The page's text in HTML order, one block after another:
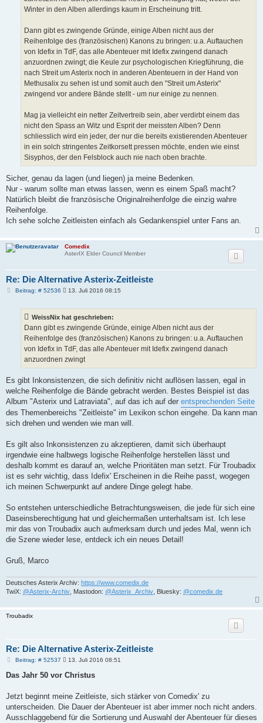
Winter in den Alben allerdings kaum in Erscheinung tritt.
Dann gibt es zwingende Gründe, einige Alben nicht aus der
Reihenfolge des (französischen) Kanons zu bringen: u.a. Auftauchen
von Idefix in TdF, das alle Abenteuer mit Idefix zwingend danach
anzuordnen zwingt; die Keule zur psychologischen Kriegführung, die
nach Streit um Asterix noch in anderen Abenteuern in der Hand von
Methusalix zu sehen ist und somit auch den "Streit um Asterix"
zwingend vor andere Bände stellt - um nur einige zu nennen.
Mag ja vielleicht ein netter Zeitvertreib sein, aber verdirbt einem das
nicht den Spass an Witz und Esprit der meissten Alben? Denn
schliesslich wird ein jeder, der nur die bereits existierenden Abenteuer
in ein solch stringentes Zeitkorsett pressen möchte, enden wie einst
Sisyphos, der den Felsblock auch nie nach oben brachte.
Sicher, genau da lagen (und liegen) ja meine Bedenken.
Nur - warum sollte man etwas lassen, wenn es einem Spaß macht?
Natürlich bleibt die französische Originalreihenfolge die einzig wahre
Reihenfolge.
Ich sehe solche Zeitleisten einfach als Gedankenspiel unter Fans an.
Comedix
AsterIX Elder Council Member
Re: Die Alternative Asterix-Zeitleiste
Beitrag: # 52536B
r
a
g
13. Juli 2016 08:15
WeissNix hat geschrieben:
Dann gibt es zwingende Gründe, einige Alben nicht aus der
Reihenfolge des (französischen) Kanons zu bringen: u.a. Auftauchen
von Idefix in TdF, das alle Abenteuer mit Idefix zwingend danach
anzuordnen zwingt
Es gibt Inkonsistenzen, die sich definitiv nicht auflösen lassen, egal in
welche Reihenfolge die Bände gebracht werden. Bestes Beispiel ist das
Album "Asterix und Latraviata", auf das ich auf der entsprechenden Seite
des Themenbereichs "Zeitleiste" im Lexikon schon eingehe. Da kann man
sich drehen und wenden wie man will.
Es gilt also Inkonsistenzen zu akzeptieren, damit sich überhaupt
irgendwie eine halbwegs logische Reihenfolge herstellen lässt und
deshalb kommt es darauf an, welche Prioritäten man setzt. Für Troubadix
ist es sehr wichtig, dass Idefix' Erscheinen in die Reihe passt, wogegen
ich meinen Schwerpunkt auf andere Dinge gelegt habe.
So entstehen unterschiedliche Betrachtungsweisen, die jede für sich eine
Daseinsberechtigung hat und gleichermaßen unterhaltsam ist. Ich lese
mir das von Troubadix auch aufmerksam durch und jedes Mal, wenn ich
die Szene wieder lese, entdeck ich ein neues Detail!
Gruß, Marco
Deutsches Asterix Archiv: https://www.comedix.de
TwiX: @Asterix-Archiv , Mastodon: @Asterix_Archiv , Bluesky: @comedix.de
Troubadix
Re: Die Alternative Asterix-Zeitleiste
Beitrag: # 52537B
i
a
13. Juli 2016 08:51
Das Jahr 50 vor Christus
Jetzt beginnt meine Zeitleiste, sich stärker von Comedix' zu
unterscheiden. Die Dauer der Abenteuer ist aber immer noch nicht anders.
Ausschlaggebend für die Sortierung und Auswahl der Abenteuer für dieses